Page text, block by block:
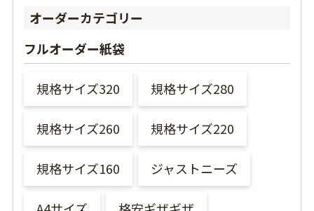
オーダーカテゴリー
フルオーダー紙袋
規格サイズ320 規格サイズ280
規格サイズ260 規格サイズ220
規格サイズ160 ジャストニーズ